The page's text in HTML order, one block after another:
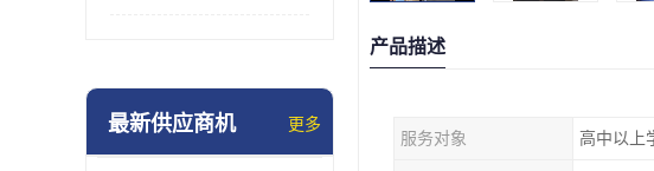
最新供应商机 更多
产品描述
服务对象 高中以上